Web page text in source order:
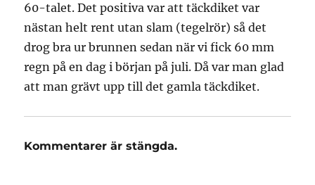
60-talet. Det positiva var att täckdiket var
nästan helt rent utan slam (tegelrör) så det
drog bra ur brunnen sedan när vi fick 60 mm
regn på en dag i början på juli. Då var man glad
att man grävt upp till det gamla täckdiket.
Kommentarer är stängda.